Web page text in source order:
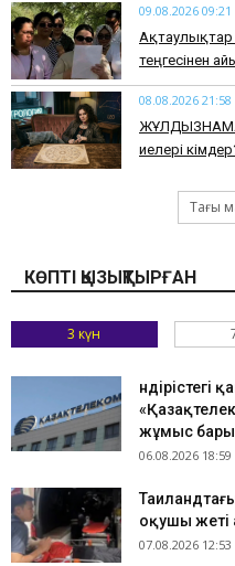
09.08.2026 09:21
Ақтаулықтар
теңгесінен
08.08.2026 21:58
ЖҰЛДЫЗНАМА
иелері
Тағы
КӨПТІ ҚЫЗЫҚТЫРҒАН
3 күн
Өндірістегі
жұмыс
06.08.2026 18:59
оқушы жеті
07.08.2026 12:53